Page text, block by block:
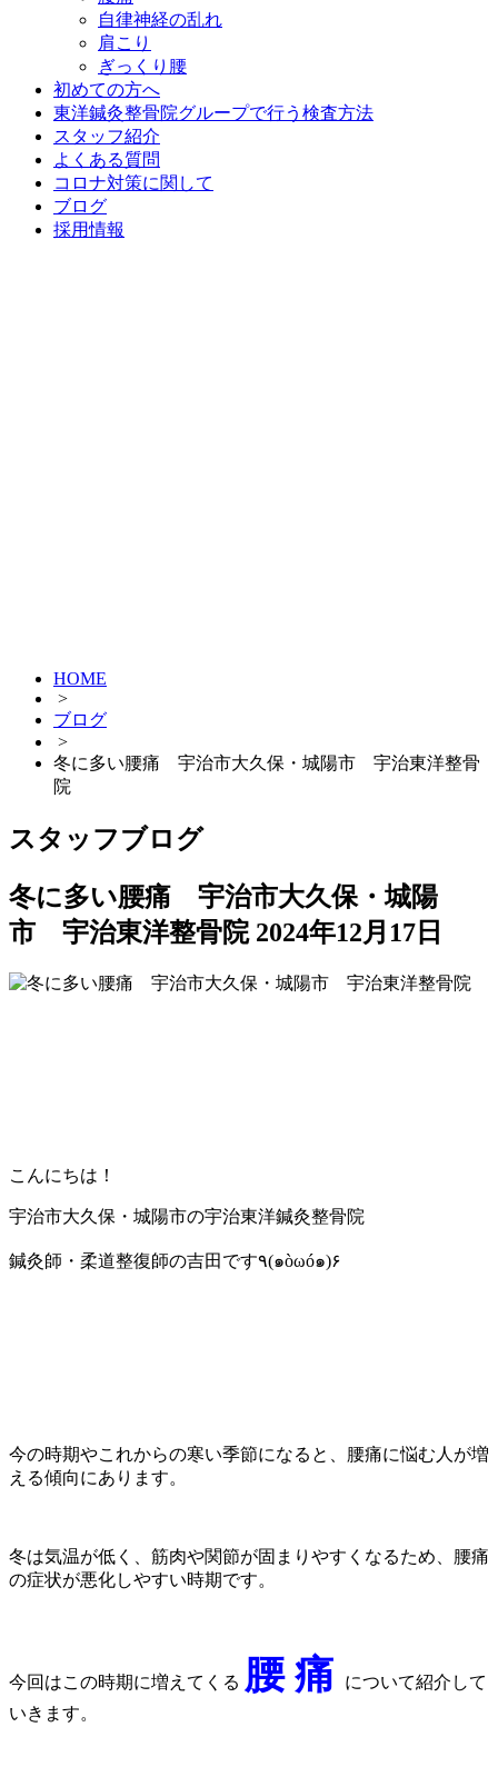
自律神経の乱れ
肩こり
ぎっくり腰
初めての方へ
東洋鍼灸整骨院グループで行う検査方法
スタッフ紹介
よくある質問
コロナ対策に関して
ブログ
採用情報
HOME
>
ブログ
>
冬に多い腰痛 宇治市大久保・城陽市 宇治東洋整骨
院
スタッフブログ
冬に多い腰痛 宇治市大久保・城陽
市 宇治東洋整骨院 2024年12月17日
こんにちは！
宇治市大久保・城陽市の宇治東洋鍼灸整骨院
鍼灸師・柔道整復師の吉田です٩(๑òωó๑)۶
今の時期やこれからの寒い季節になると、腰痛に悩む人が増
える傾向にあります。
冬は気温が低く、筋肉や関節が固まりやすくなるため、腰痛
の症状が悪化しやすい時期です。
今回はこの時期に増えてくる 腰 痛
について紹介して
いきます。